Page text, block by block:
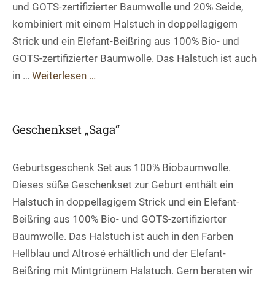
und GOTS-zertifizierter Baumwolle und 20% Seide,
kombiniert mit einem Halstuch in doppellagigem
Strick und ein Elefant-Beißring aus 100% Bio- und
GOTS-zertifizierter Baumwolle. Das Halstuch ist auch
in … Weiterlesen …
Geschenkset „Saga“
Geburtsgeschenk Set aus 100% Biobaumwolle.
Dieses süße Geschenkset zur Geburt enthält ein
Halstuch in doppellagigem Strick und ein Elefant-
Beißring aus 100% Bio- und GOTS-zertifizierter
Baumwolle. Das Halstuch ist auch in den Farben
Hellblau und Altrosé erhältlich und der Elefant-
Beißring mit Mintgrünem Halstuch. Gern beraten wir